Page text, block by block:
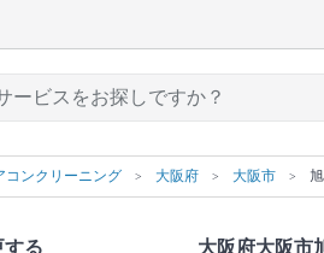
コンクリーニング 大阪府 大阪市
する 大阪府大阪市